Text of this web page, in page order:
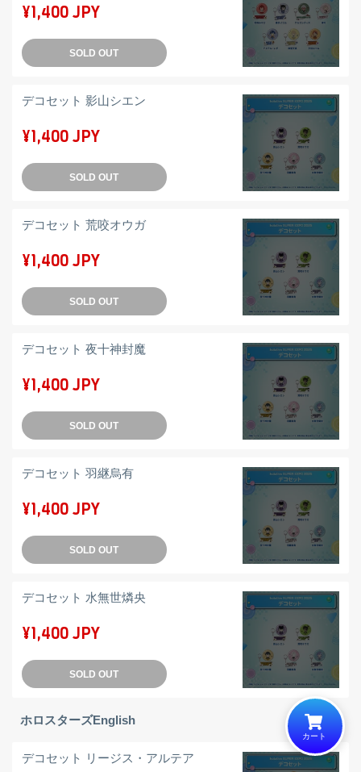
カート
¥1,400 JPY
SOLD OUT
デコセット 影山シエン
¥1,400 JPY
SOLD OUT
デコセット 荒咬オウガ
¥1,400 JPY
SOLD OUT
デコセット 夜十神封魔
¥1,400 JPY
SOLD OUT
デコセット 羽継烏有
¥1,400 JPY
SOLD OUT
デコセット 水無世燐央
¥1,400 JPY
SOLD OUT
ホロスターズEnglish
デコセット リージス・アルテア
カートに追加しました